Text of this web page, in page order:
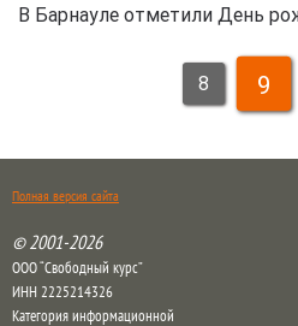
В Барнауле отметили День
8 9
Полная версия сайта
© 2001-2026
ООО “Свободный курс”
ИНН 2225214326
Категория информационной